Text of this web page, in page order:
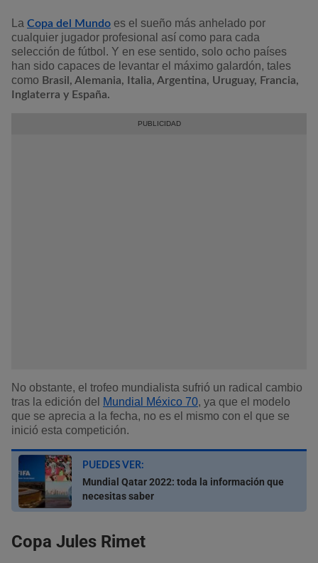
La Copa del Mundo es el sueño más anhelado por
cualquier jugador profesional así como para cada
selección de fútbol. Y en ese sentido, solo ocho países
han sido capaces de levantar el máximo galardón, tales
como Brasil, Alemania, Italia, Argentina, Uruguay, Francia,
Inglaterra y España.
No obstante, el trofeo mundialista sufrió un radical cambio
tras la edición del Mundial México 70, ya que el modelo
que se aprecia a la fecha, no es el mismo con el que se
inició esta competición.
PUEDES VER:
Mundial Qatar 2022: toda la información que
necesitas saber
Copa Jules Rimet